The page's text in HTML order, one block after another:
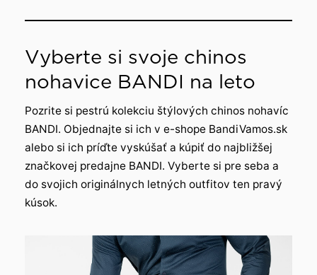
Vyberte si svoje chinos
nohavice BANDI na leto
Pozrite si pestrú kolekciu štýlových chinos nohavíc
BANDI. Objednajte si ich v e-shope BandiVamos.sk
alebo si ich príďte vyskúšať a kúpiť do najbližšej
značkovej predajne BANDI. Vyberte si pre seba a
do svojich originálnych letných outfitov ten pravý
kúsok.